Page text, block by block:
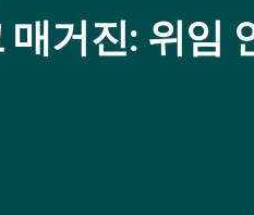
매거진: 위임